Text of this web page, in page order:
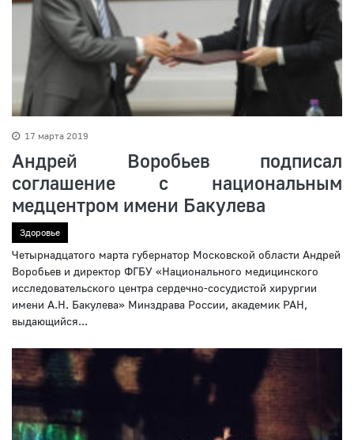
17 марта 2019
Андрей Воробьев подписал
соглашение с национальным
медцентром имени Бакулева
Здоровье
Четырнадцатого марта губернатор Московской области Андрей
Воробьев и директор ФГБУ «Национального медицинского
исследовательского центра сердечно-сосудистой хирургии
имени А.Н. Бакулева» Минздрава России, академик РАН,
выдающийся...